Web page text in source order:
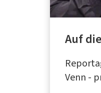
Auf
Venn -